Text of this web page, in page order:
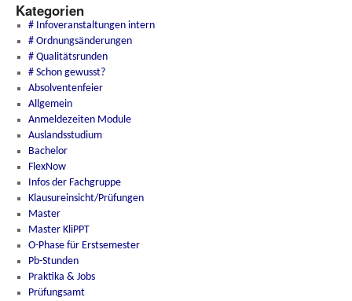
Kategorien
# Infoveranstaltungen intern
# Ordnungsänderungen
# Qualitätsrunden
# Schon gewusst?
Absolventenfeier
Allgemein
Anmeldezeiten Module
Auslandsstudium
Bachelor
FlexNow
Infos der Fachgruppe
Klausureinsicht/Prüfungen
Master
Master KliPPT
O-Phase für Erstsemester
Pb-Stunden
Praktika & Jobs
Prüfungsamt